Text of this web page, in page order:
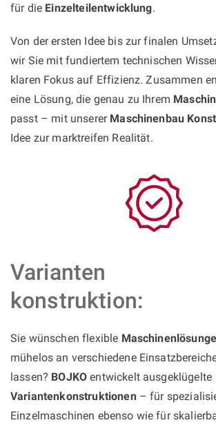
für die Einzelteilentwicklung.
Von der ersten Idee bis zur finalen
wir Sie mit fundiertem technischen
klaren Fokus auf Effizienz. Zusammen
eine Lösung, die genau zu Ihrem
passt – mit unserer Maschinenbau
Idee zur marktreifen Realität.
Varianten
konstruktion:
Sie wünschen flexible
mühelos an verschiedene
lassen? BOJKO entwickelt ausgeklügelte
Variantenkonstruktionen– für
Einzelmaschinen ebenso wie für